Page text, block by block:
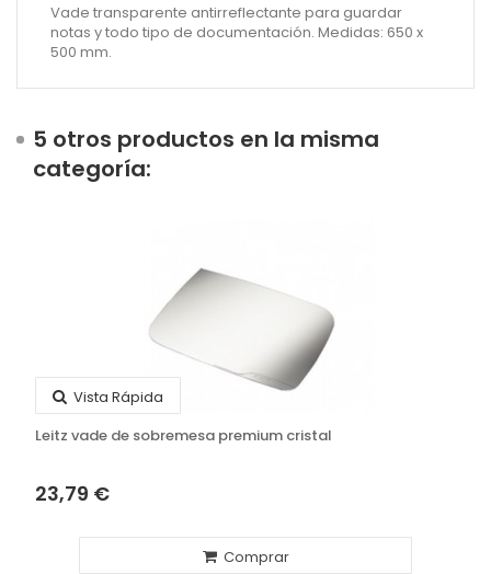
Vade transparente antirreflectante para guardar
notas y todo tipo de documentación. Medidas: 650 x
500 mm.
5 otros productos en la misma
categoría:
Vista Rápida
Leitz vade de sobremesa premium cristal
23,79 €
Comprar